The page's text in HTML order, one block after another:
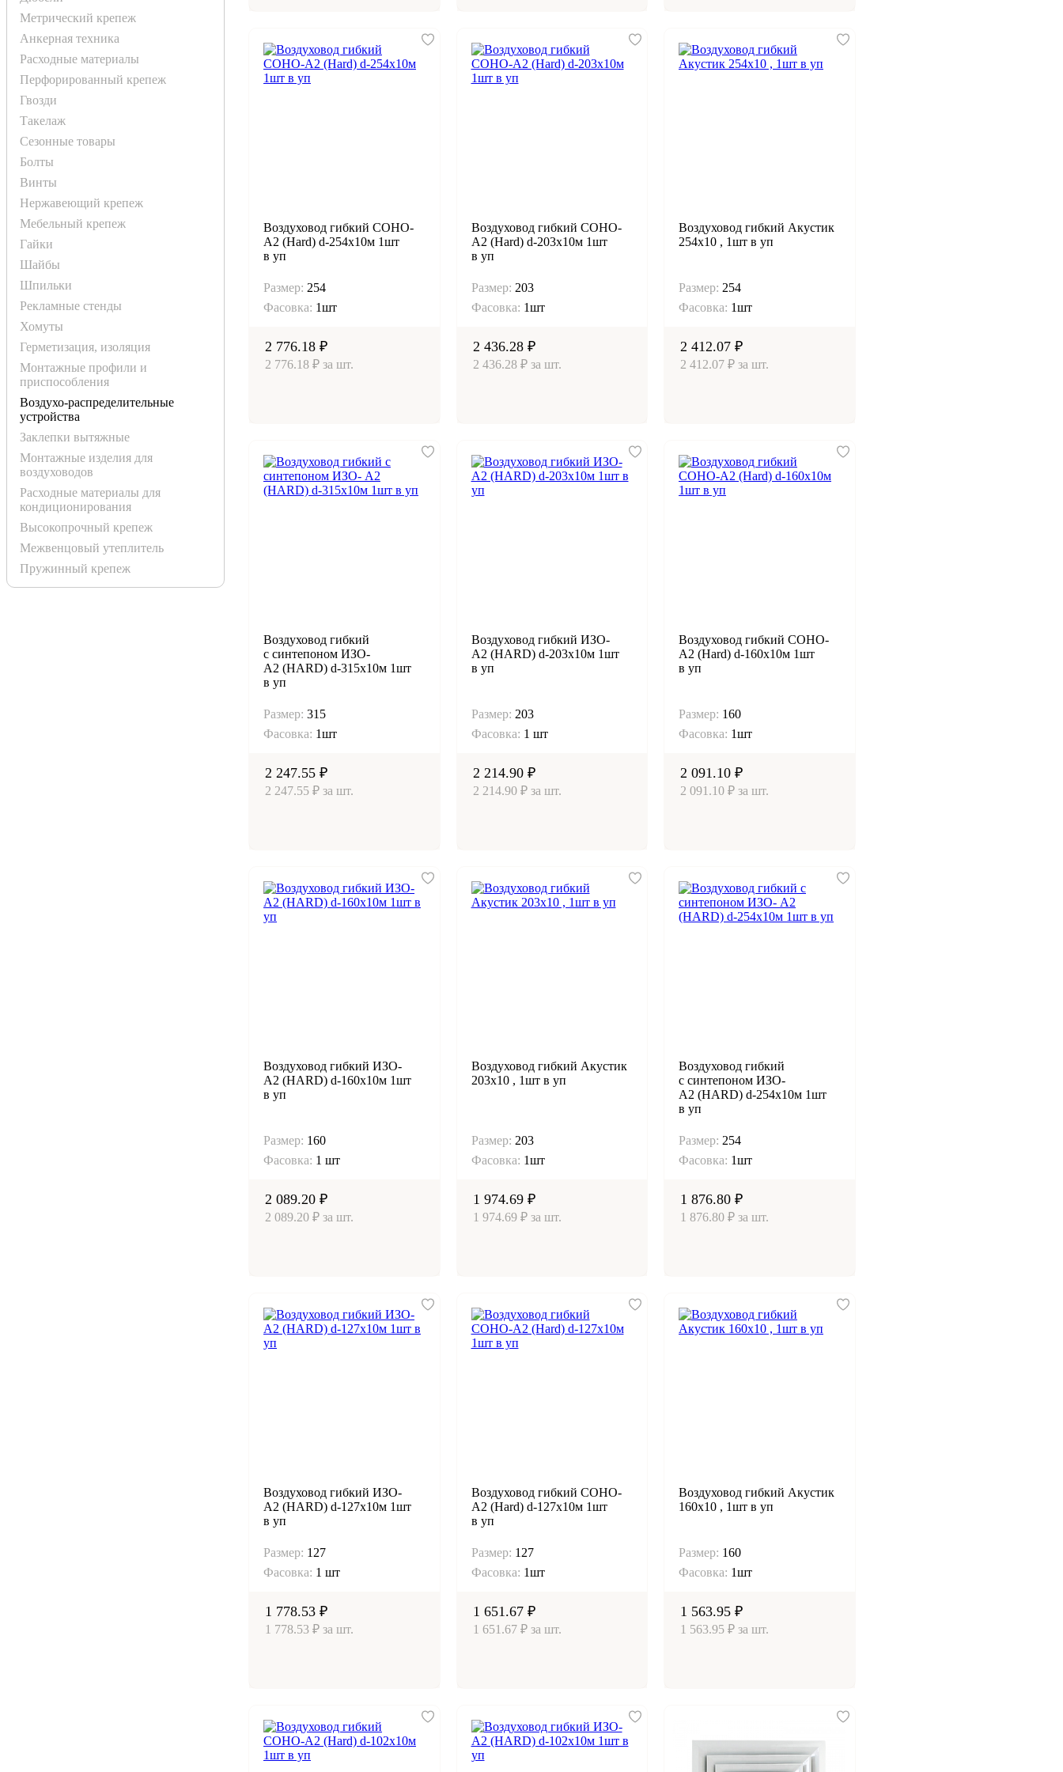
Метрический крепеж
Анкерная техника
Расходные материалы
Перфорированный крепеж
Гвозди
Такелаж
Сезонные товары
Болты
Винты
Нержавеющий крепеж
Мебельный крепеж
Гайки
Шайбы
Шпильки
Рекламные стенды
Хомуты
Герметизация, изоляция
Монтажные профили и
приспособления
Воздухо-распределительные
устройства
Заклепки вытяжные
Монтажные изделия для
воздуховодов
Расходные материалы для
кондиционирования
Высокопрочный крепеж
Межвенцовый утеплитель
Пружинный крепеж
Воздуховод гибкий СОНО-
А2 (Hard) d-254х10м 1шт
в уп
Размер: 254
Фасовка: 1шт
2 776.18 ₽
2 776.18 ₽ за шт.
Воздуховод гибкий СОНО-
А2 (Hard) d-203х10м 1шт
в уп
Размер: 203
Фасовка: 1шт
2 436.28 ₽
2 436.28 ₽ за шт.
Воздуховод гибкий Акустик
254х10 , 1шт в уп
Размер: 254
Фасовка: 1шт
2 412.07 ₽
2 412.07 ₽ за шт.
Воздуховод гибкий
с синтепоном ИЗО-
А2 (HARD) d-315х10м 1шт
в уп
Размер: 315
Фасовка: 1шт
2 247.55 ₽
2 247.55 ₽ за шт.
Воздуховод гибкий ИЗО-
А2 (HARD) d-203х10м 1шт
в уп
Размер: 203
Фасовка: 1 шт
2 214.90 ₽
2 214.90 ₽ за шт.
Воздуховод гибкий СОНО-
А2 (Hard) d-160х10м 1шт
в уп
Размер: 160
Фасовка: 1шт
2 091.10 ₽
2 091.10 ₽ за шт.
Воздуховод гибкий ИЗО-
А2 (HARD) d-160х10м 1шт
в уп
Размер: 160
Фасовка: 1 шт
2 089.20 ₽
2 089.20 ₽ за шт.
Воздуховод гибкий Акустик
203х10 , 1шт в уп
Размер: 203
Фасовка: 1шт
1 974.69 ₽
1 974.69 ₽ за шт.
Воздуховод гибкий
с синтепоном ИЗО-
А2 (HARD) d-254х10м 1шт
в уп
Размер: 254
Фасовка: 1шт
1 876.80 ₽
1 876.80 ₽ за шт.
Воздуховод гибкий ИЗО-
А2 (HARD) d-127х10м 1шт
в уп
Размер: 127
Фасовка: 1 шт
1 778.53 ₽
1 778.53 ₽ за шт.
Воздуховод гибкий СОНО-
А2 (Hard) d-127х10м 1шт
в уп
Размер: 127
Фасовка: 1шт
1 651.67 ₽
1 651.67 ₽ за шт.
Воздуховод гибкий Акустик
160х10 , 1шт в уп
Размер: 160
Фасовка: 1шт
1 563.95 ₽
1 563.95 ₽ за шт.